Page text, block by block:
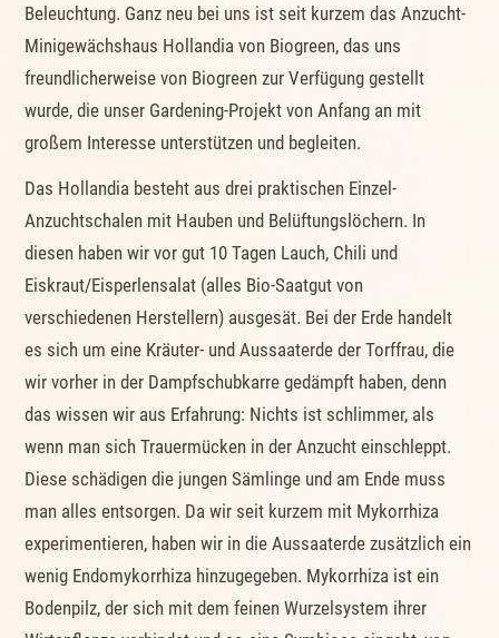
Beleuchtung. Ganz neu bei uns ist seit kurzem das Anzucht-
Minigewächshaus Hollandia von Biogreen, das uns
freundlicherweise von Biogreen zur Verfügung gestellt
wurde, die unser Gardening-Projekt von Anfang an mit
großem Interesse unterstützen und begleiten.
Das Hollandia besteht aus drei praktischen Einzel-
Anzuchtschalen mit Hauben und Belüftungslöchern. In
diesen haben wir vor gut 10 Tagen Lauch, Chili und
Eiskraut/Eisperlensalat (alles Bio-Saatgut von
verschiedenen Herstellern) ausgesät. Bei der Erde handelt
es sich um eine Kräuter- und Aussaaterde der Torffrau, die
wir vorher in der Dampfschubkarre gedämpft haben, denn
das wissen wir aus Erfahrung: Nichts ist schlimmer, als
wenn man sich Trauermücken in der Anzucht einschleppt.
Diese schädigen die jungen Sämlinge und am Ende muss
man alles entsorgen. Da wir seit kurzem mit Mykorrhiza
experimentieren, haben wir in die Aussaaterde zusätzlich ein
wenig Endomykorrhiza hinzugegeben. Mykorrhiza ist ein
Bodenpilz, der sich mit dem feinen Wurzelsystem ihrer